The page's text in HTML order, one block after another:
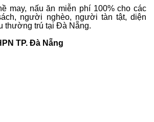
may, nấu ăn miễn phí 100% cho các
người nghèo, người tàn tật, diện
thường trú tại Đà Nẵng.
TP. Đà Nẵng